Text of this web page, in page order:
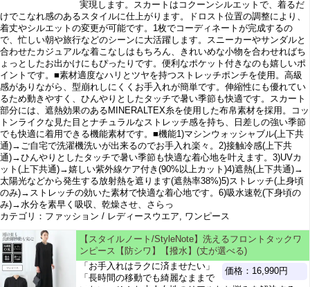
実現します。スカートはコクーンシルエットで、着るだ
けでこなれ感のあるスタイルに仕上がります。ドロスト位置の調整により、
着丈やシルエットの変更が可能です。1枚でコーディネートが完成するの
で、忙しい朝や旅行などのシーンに大活躍します。スニーカーやサンダルと
合わせたカジュアルな着こなしはもちろん、きれいめな小物を合わせればち
ょっとしたお出かけにもぴったりです。便利なポケット付きなのも嬉しいポ
イントです。■素材適度なハリとツヤを持つストレッチポンチを使用。高級
感がありながら、型崩れしにくくお手入れが簡単です。伸縮性にも優れてい
るため動きやすく、ひんやりとしたタッチで暑い季節も快適です。スカート
部分には、遮熱効果のあるMINERALTEX糸を使用した布帛素材を採用。コッ
トンライクな見た目とナチュラルなストレッチ感を持ち、日差しの強い季節
でも快適に着用できる機能素材です。■機能1)マシンウォッシャブル(上下共
通)→ご自宅で洗濯機洗いが出来るのでお手入れ楽々。2)接触冷感(上下共
通)→ひんやりとしたタッチで暑い季節も快適な着心地を叶えます。3)UVカ
ット(上下共通)→嬉しい紫外線ケア付き(90%以上カット)4)遮熱(上下共通)→
太陽光などから発生する放射熱を遮ります(遮熱率38%)5)ストレッチ(上身頃
のみ)→ストレッチの効いた素材で快適な着心地です。6)吸水速乾(下身頃の
み)→水分を素早く吸収、乾燥させ、さらっ
カテゴリ：ファッション / レディースウエア, ワンピース
【スタイルノート/StyleNote】洗えるフロントタックワ
ンピース【防シワ】【撥水】(丈が選べる)
価格：16,990円
「お手入れはラクに済ませたい」
「長時間の移動でも綺麗なままで